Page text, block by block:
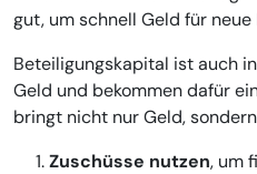
gut, um schnell Geld für
Beteiligungskapital ist auch
Geld und bekommen dafür
bringt nicht nur Geld,
Zuschüsse nutzen, um